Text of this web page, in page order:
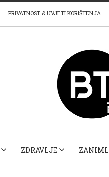
PRIVATNOST & UVJETI KORIŠTENJA
ZDRAVLJE